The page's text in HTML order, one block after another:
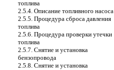
топлива
2.5.4. Описание топливного насоса
2.5.5. Процедура сброса давления
топлива
2.5.6. Процедура проверки утечки
топлива
2.5.7. Снятие и установка
бензопровода
2.5.8. Снятие и установка